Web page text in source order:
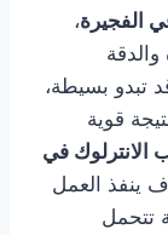
الفجيرة،
تبدو بسيطة،
قوية
الانترلوك في
ينفذ العمل
تتحمل